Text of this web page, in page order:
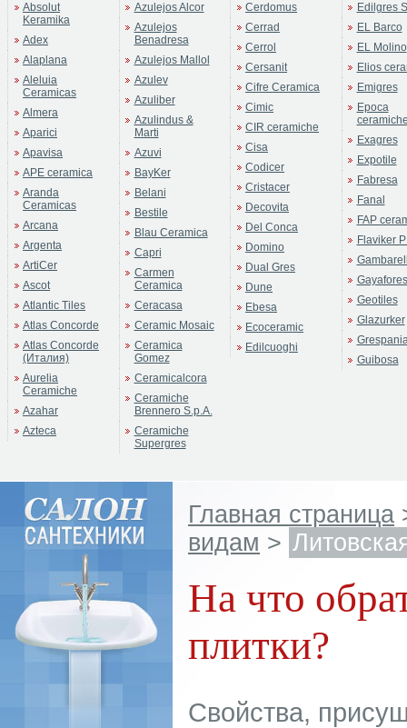
Absolut
Keramika
Adex
Alaplana
Aleluia
Ceramicas
Almera
Aparici
Apavisa
APE ceramica
Aranda
Ceramicas
Arcana
Argenta
ArtiCer
Ascot
Atlantic Tiles
Atlas Concorde
Atlas Concorde
(Италия)
Aurelia
Ceramiche
Azahar
Azteca
Azulejos Alcor
Azulejos
Benadresa
Azulejos Mallol
Azulev
Azuliber
Azulindus &
Marti
Azuvi
BayKer
Belani
Bestile
Blau Ceramica
Capri
Carmen
Ceramica
Ceracasa
Ceramic Mosaic
Ceramica
Gomez
Ceramicalcora
Ceramiche
Brennero S.p.A.
Ceramiche
Supergres
Cerdomus
Cerrad
Cerrol
Cersanit
Cifre Ceramica
Cimic
CIR ceramiche
Cisa
Codicer
Cristacer
Decovita
Del Conca
Domino
Dual Gres
Dune
Ebesa
Ecoceramic
Edilcuoghi
Edilgres
EL Barco
EL Molino
Elios
Emigres
Epoca
Exagres
Expotile
Fabresa
Fanal
FAP
Flaviker
Gayafores
Geotiles
Glazurker
Guibosa
Главная страница
видам >
На что
плитки?
Свойства,